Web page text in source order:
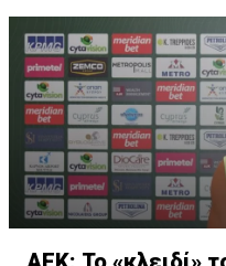
μετακίνησή του, αλλά ο
να λύσει το συμβόλαιό
ελεύθερα σε
καλοκαίρι.